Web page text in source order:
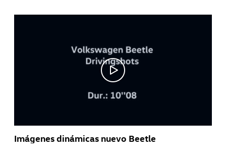
Imágenes dinámicas nuevo Beetle